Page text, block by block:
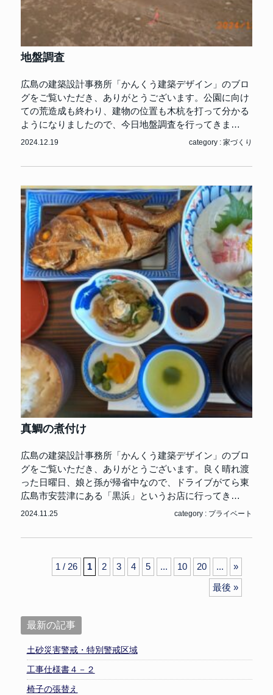
地盤調査
広島の建築設計事務所「かんくう建築デザイン」のブロ
グをご覧いただき、ありがとうございます。公園に向け
ての荒造成も終わり、建物の位置も木杭を打って分かる
ようになりましたので、今日地盤調査を行ってきま…
2024.12.19 category :家づくり
真鯛の煮付け
広島の建築設計事務所「かんくう建築デザイン」のブロ
グをご覧いただき、ありがとうございます。良く晴れ渡
った日曜日、娘と孫が帰省中なので、ドライブがてら東
広島市安芸津にある「黒浜」というお店に行ってき…
2024.11.25 category : プライベート
1 / 26 1 2 3 4 5 ... 10 20 ... »
最後 »
最新の記事
土砂災害警戒・特別警戒区域
工事仕様書４－２
椅子の張替え